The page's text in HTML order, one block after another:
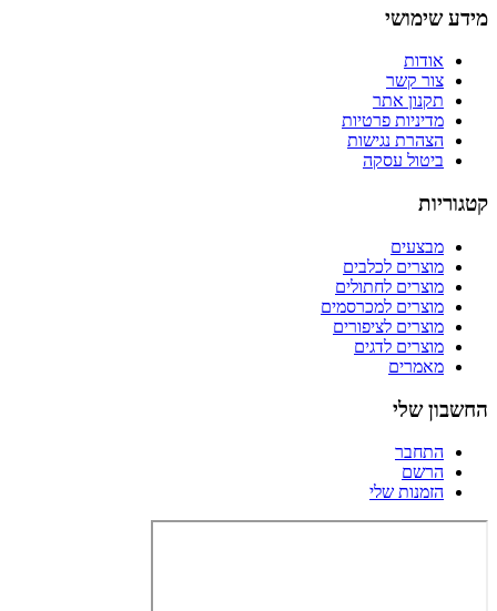
מידע שימושי
אודות
צור קשר
תקנון אתר
מדיניות פרטיות
הצהרת נגישות
ביטול עסקה
קטגוריות
מבצעים
מוצרים לכלבים
מוצרים לחתולים
מוצרים למכרסמים
מוצרים לציפורים
מוצרים לדגים
מאמרים
החשבון שלי
התחבר
הרשם
הזמנות שלי